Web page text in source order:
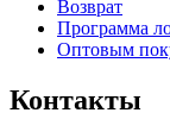
Возврат
Программа
Оптовым
Контакты